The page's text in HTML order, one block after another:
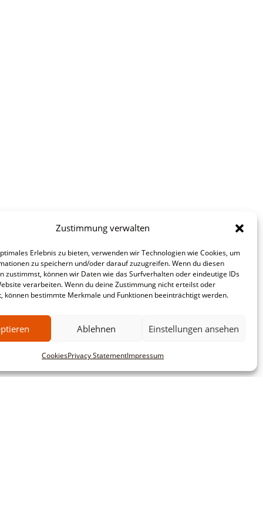
Zustimmung verwalten
Erlebnis zu bieten, verwenden wir Technologien wie Cookies, um
zu speichern und/oder darauf zuzugreifen. Wenn du diesen
zustimmst, können wir Daten wie das Surfverhalten oder eindeutige IDs
verarbeiten. Wenn du deine Zustimmung nicht erteilst oder
können bestimmte Merkmale und Funktionen beeinträchtigt werden.
Ablehnen Einstellungen ansehen
CookiesPrivacy StatementImpressum